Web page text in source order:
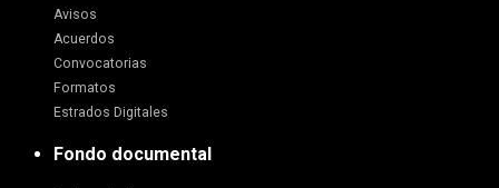
Avisos
Acuerdos
Convocatorias
Formatos
Estrados Digitales
Fondo documental